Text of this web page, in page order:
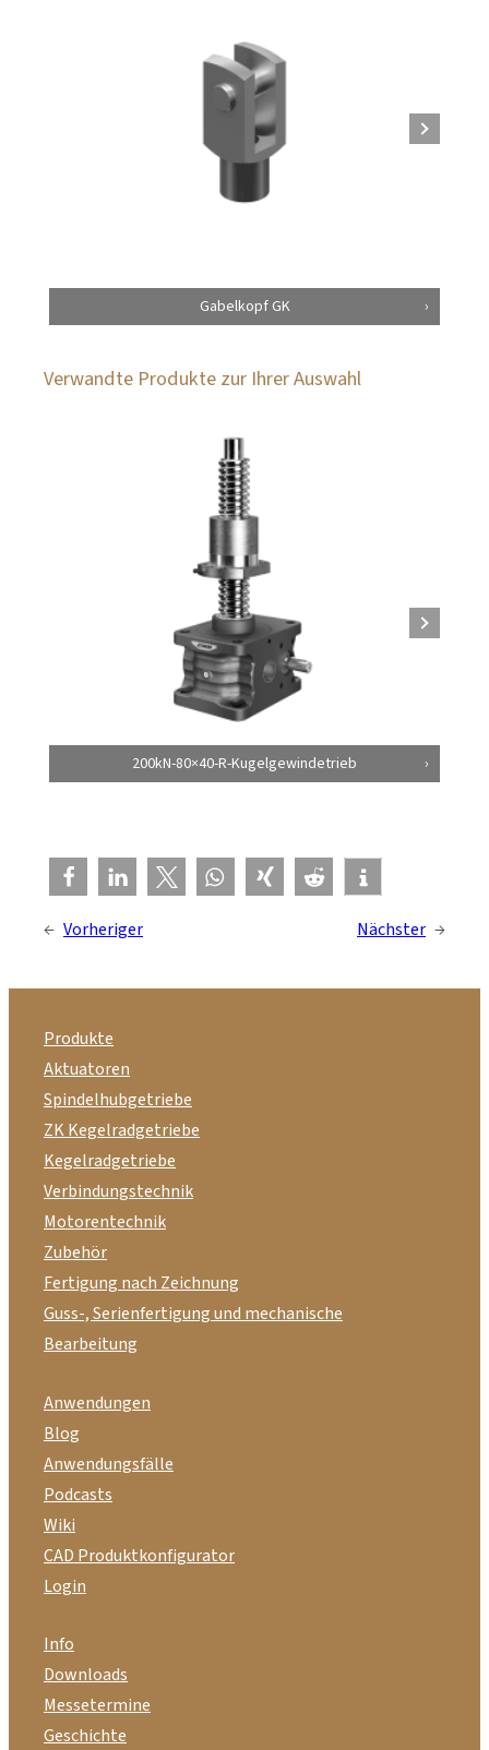
Gabelkopf GK
Verwandte Produkte zur Ihrer Auswahl
200kN-80×40-R-Kugelgewindetrieb
← Vorheriger Nächster →
Produkte
Aktuatoren
Spindelhubgetriebe
ZK Kegelradgetriebe
Kegelradgetriebe
Verbindungstechnik
Motorentechnik
Zubehör
Fertigung nach Zeichnung
Guss-, Serienfertigung und mechanische
Bearbeitung
Anwendungen
Blog
Anwendungsfälle
Podcasts
Wiki
CAD Produktkonfigurator
Login
Info
Downloads
Messetermine
Geschichte